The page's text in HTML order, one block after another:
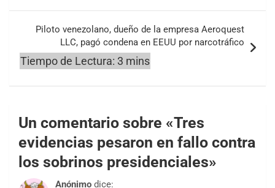
Piloto venezolano, dueño de la empresa Aeroquest
LLC, pagó condena en EEUU por narcotráfico
Un comentario sobre «Tres
evidencias pesaron en fallo contra
los sobrinos presidenciales»
Anónimo dice: